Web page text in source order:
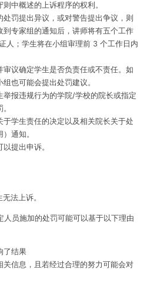
中概述的上诉程序的权利。
罚提出异议，或对警告提出争议，则
到专家组的通知后，讲师将有五个工作
人；学生将在小组审理前 3 个工作日内
审议确定学生是否负责任或不责任。如
也可能会提出处罚建议。
举报违规行为的学院/学校的院长或指定
于学生责任的决定以及相关院长关于处
通知。
提出申诉。
法上诉。
人员施加的处罚可能可以基于以下理由
了结果
关信息，且若经过合理的努力可能会对